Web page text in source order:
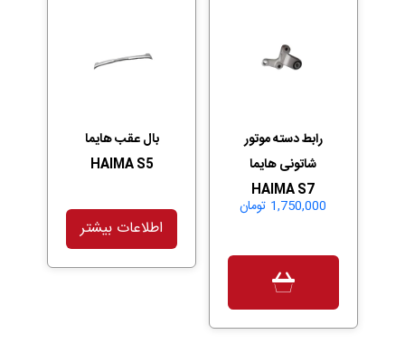
رابط دسته موتور
شاتونی هایما
HAIMA S7
1,750,000 تومان
بال عقب هایما
HAIMA S5
اطلاعات بیشتر